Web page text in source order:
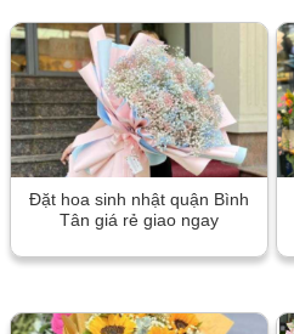
Đặt hoa sinh nhật quận Bình
Tân giá rẻ giao ngay